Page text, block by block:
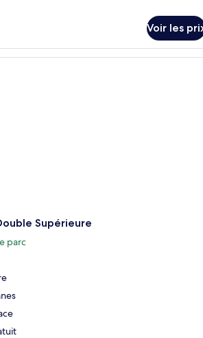
Voir les
Supérieure
parc